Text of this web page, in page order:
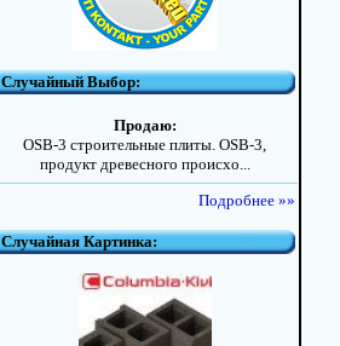
Случайный Выбор:
Продаю:
OSB-3 строительные плиты. OSB-3,
продукт древесного происхо...
Подробнее »»
Случайная Картинка: